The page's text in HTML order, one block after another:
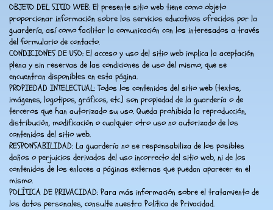
OBJETO DEL SITIO WEB: El presente sitio web tiene como objeto
proporcionar información sobre los servicios educativos ofrecidos por la
guardería, así como facilitar la comunicación con los interesados a través
del formulario de contacto.
CONDICIONES DE USO: El acceso y uso del sitio web implica la aceptación
plena y sin reservas de las condiciones de uso del mismo, que se
encuentran disponibles en esta página.
PROPIEDAD INTELECTUAL: Todos los contenidos del sitio web (textos,
imágenes, logotipos, gráficos, etc.) son propiedad de la guardería o de
terceros que han autorizado su uso. Queda prohibida la reproducción,
distribución, modificación o cualquier otro uso no autorizado de los
contenidos del sitio web.
RESPONSABILIDAD: La guardería no se responsabiliza de los posibles
daños o perjuicios derivados del uso incorrecto del sitio web, ni de los
contenidos de los enlaces a páginas externas que puedan aparecer en el
mismo.
POLÍTICA DE PRIVACIDAD: Para más información sobre el tratamiento de
los datos personales, consulte nuestra Política de Privacidad.